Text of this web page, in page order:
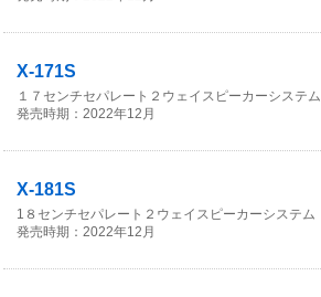
X-171S
１７センチセパレート２ウェイスピーカーシステム
発売時期：2022年12月
X-181S
1８センチセパレート２ウェイスピーカーシステム
発売時期：2022年12月